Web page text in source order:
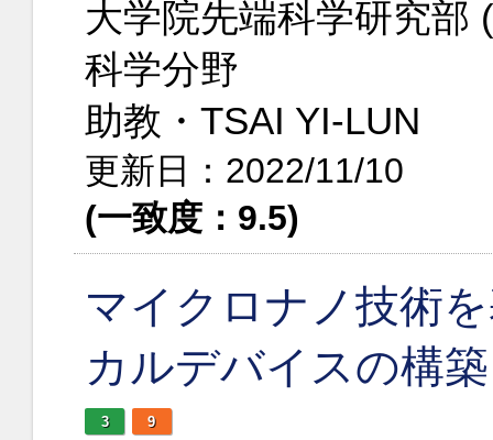
大学院先端科学研究
科学分野
助教・TSAI YI-LUN
更新日：2022/11/10
(一致度：9.5)
マイクロナノ技術
カルデバイスの構築
3 9